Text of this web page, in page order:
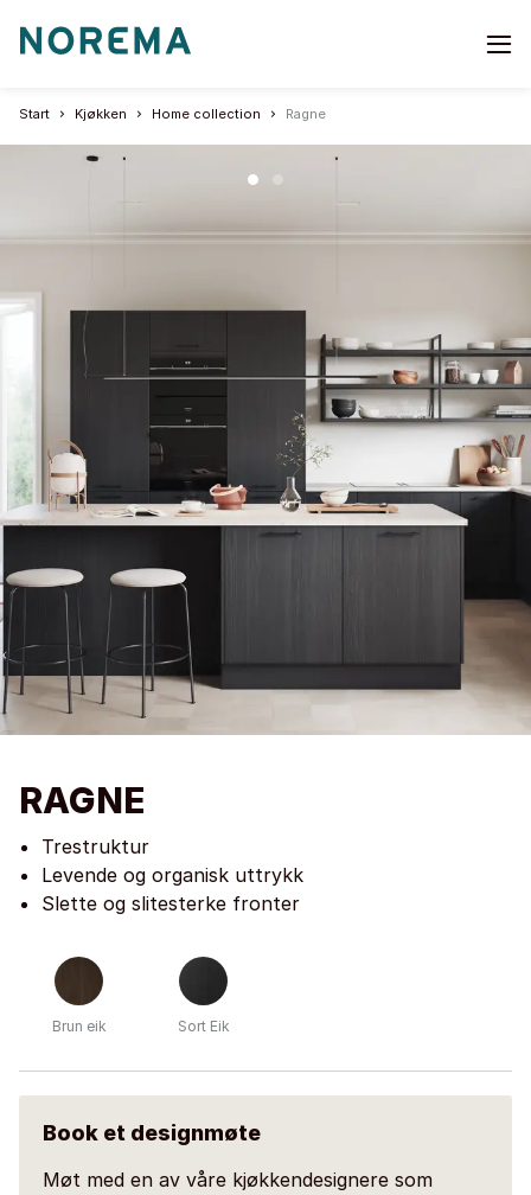
Go
page
Start Kjøkken Home collection Ragne
RAGNE
Trestruktur
Levende og organisk uttrykk
Slette og slitesterke fronter
Brun eik Sort Eik
Book et designmøte
Møt med en av våre kjøkkendesignere som